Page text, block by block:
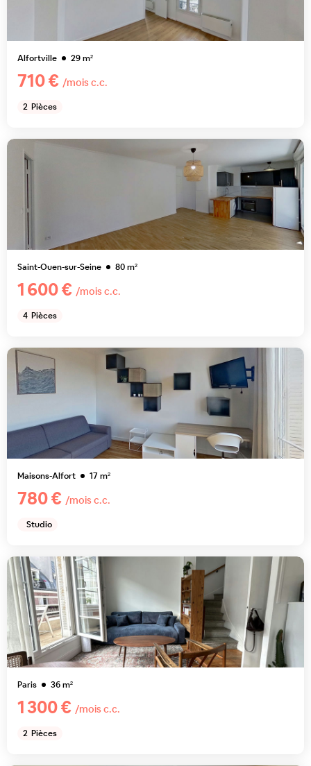
Alfortville 29m²
710 € /mois c.c.
2 Pièces
Saint-Ouen-sur-Seine 80m²
1 600 € /mois c.c.
4 Pièces
Maisons-Alfort 17m²
780 € /mois c.c.
Studio
Paris 36m²
1 300 € /mois c.c.
2 Pièces